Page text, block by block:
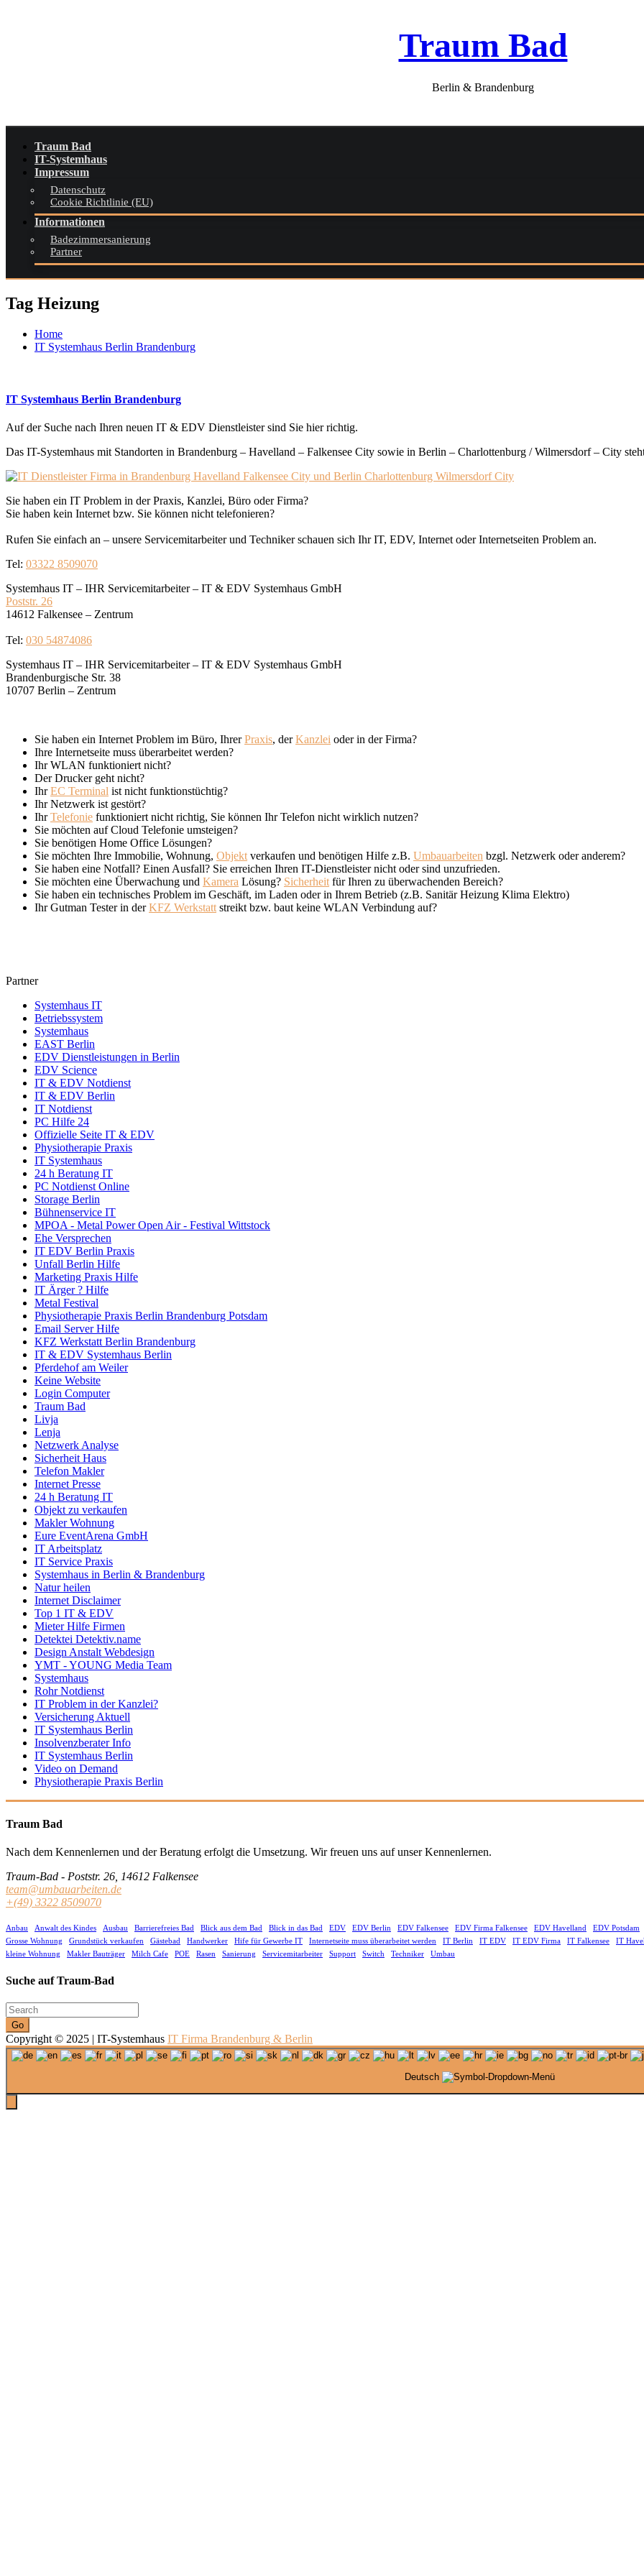
Traum Bad
Berlin & Brandenburg
Traum Bad
IT-Systemhaus
Impressum
Datenschutz
Cookie Richtlinie (EU)
Informationen
Badezimmersanierung
Partner
Tag Heizung
Home
IT Systemhaus Berlin Brandenburg
IT Systemhaus Berlin Brandenburg
Auf der Suche nach Ihren neuen IT & EDV Dienstleister sind Sie hier richtig.
Das IT-Systemhaus mit Standorten in Brandenburg – Havelland – Falkensee City sowie in Berlin – Charlottenburg / Wilmersdorf – City
Sie haben ein IT Problem in der Praxis, Kanzlei, Büro oder Firma?
Sie haben kein Internet bzw. Sie können nicht telefonieren?
Rufen Sie einfach an – unsere Servicemitarbeiter und Techniker schauen sich Ihr IT, EDV, Internet oder Internetseiten Problem an.
Tel: 03322 8509070
Systemhaus IT – IHR Servicemitarbeiter – IT & EDV Systemhaus GmbH
Poststr. 26
14612 Falkensee – Zentrum
Tel: 030 54874086
Systemhaus IT – IHR Servicemitarbeiter – IT & EDV Systemhaus GmbH
Brandenburgische Str. 38
10707 Berlin – Zentrum
Sie haben ein Internet Problem im Büro, IhrerPraxis, derKanzlei oder in der Firma?
Ihre Internetseite muss überarbeitet werden?
Ihr WLAN funktioniert nicht?
Der Drucker geht nicht?
IhrEC Terminal ist nicht funktionstüchtig?
Ihr Netzwerk ist gestört?
IhrTelefonie funktioniert nicht richtig, Sie können Ihr Telefon nicht wirklich nutzen?
Sie möchten auf Cloud Telefonie umsteigen?
Sie benötigen Home Office Lösungen?
Sie möchten Ihre Immobilie, Wohnung, Objekt verkaufen und benötigen Hilfe z.B. Umbauarbeiten bzgl. Netzwerk oder anderem?
Sie haben eine Notfall? Einen Ausfall? Sie erreichen Ihren IT-Dienstleister nicht oder sind unzufrieden.
Sie möchten eine Überwachung und Kamera Lösung? Sicherheit für Ihren zu überwachenden Bereich?
Sie haben ein technisches Problem im Geschäft, im Laden oder in Ihrem Betrieb (z.B. Sanitär Heizung Klima Elektro)
Ihr Gutman Tester in derKFZ Werkstatt streikt bzw. baut keine WLAN Verbindung auf?
Partner
Systemhaus IT
Betriebssystem
Systemhaus
EAST Berlin
EDV Dienstleistungen in Berlin
EDV Science
IT & EDV Notdienst
IT & EDV Berlin
IT Notdienst
PC Hilfe 24
Offizielle Seite IT & EDV
Physiotherapie Praxis
IT Systemhaus
24 h Beratung IT
PC Notdienst Online
Storage Berlin
Bühnenservice IT
MPOA - Metal Power Open Air - Festival Wittstock
Ehe Versprechen
IT EDV Berlin Praxis
Unfall Berlin Hilfe
Marketing Praxis Hilfe
IT Ärger ? Hilfe
Metal Festival
Physiotherapie Praxis Berlin Brandenburg Potsdam
Email Server Hilfe
KFZ Werkstatt Berlin Brandenburg
IT & EDV Systemhaus Berlin
Pferdehof am Weiler
Keine Website
Login Computer
Traum Bad
Livja
Lenja
Netzwerk Analyse
Sicherheit Haus
Telefon Makler
Internet Presse
24 h Beratung IT
Objekt zu verkaufen
Makler Wohnung
Eure EventArena GmbH
IT Arbeitsplatz
IT Service Praxis
Systemhaus in Berlin & Brandenburg
Natur heilen
Internet Disclaimer
Top 1 IT & EDV
Mieter Hilfe Firmen
Detektei Detektiv.name
Design Anstalt Webdesign
YMT - YOUNG Media Team
Systemhaus
Rohr Notdienst
IT Problem in der Kanzlei?
Versicherung Aktuell
IT Systemhaus Berlin
Insolvenzberater Info
IT Systemhaus Berlin
Video on Demand
Physiotherapie Praxis Berlin
Traum Bad
Nach dem Kennenlernen und der Beratung erfolgt die Umsetzung. Wir freuen uns auf unser Kennenlernen.
Traum-Bad - Poststr. 26, 14612 Falkensee
team@umbauarbeiten.de
+(49) 3322 8509070
Anbau Anwalt des Kindes Ausbau Barrierefreies Bad Blick aus dem Bad Blick in das Bad EDV EDV Berlin EDV Falkensee EDV Firma Falkensee EDV Havelland EDV Potsdam
Grosse Wohnung
Grundstück verkaufen Gästebad Handwerker Hife für Gewerbe IT Internetseite muss überarbeitet werden IT Berlin IT EDV IT EDV Firma IT Falkensee IT
kleine Wohnung
Makler Bauträger Milch Cafe POE Rasen Sanierung Servicemitarbeiter Support Switch Techniker Umbau
Suche auf Traum-Bad
Go
Copyright © 2025 | IT-Systemhaus IT Firma Brandenburg & Berlin
Deutsch